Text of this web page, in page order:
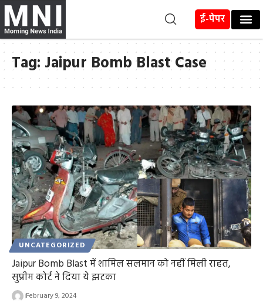
ई-पेपर
Tag: Jaipur Bomb Blast Case
UNCATEGORIZED
Jaipur Bomb Blast में शामिल सलमान को नहीं मिली राहत,
सुप्रीम कोर्ट ने दिया ये झटका
February 9, 2024